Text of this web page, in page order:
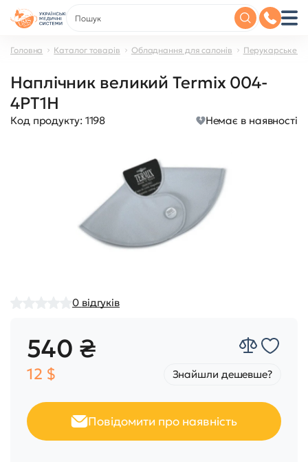
Головна Каталог товарів Обладнання для салонів Перукарське
Наплічник великий Termix 004-
4PT1H
Код продукту: 1198 Немає в наявності
0 відгуків
540 ₴
12 $ Знайшли дешевше?
Повідомити про наявність